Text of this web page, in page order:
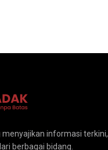
menyajikan informasi terkini,
berbagai bidang.